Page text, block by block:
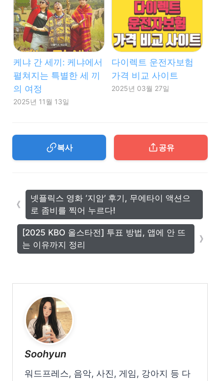
케냐 간 세끼: 케냐에서
펼쳐지는 특별한 세 끼
의 여정
2025년 11월 13일
다이렉트 운전자보험
가격 비교 사이트
2025년 03월 27일
복사 공유
[2025 KBO 올스타전] 투표 방법, 앱에 안 뜨
는 이유까지 정리
넷플릭스 영화 ‘지암’ 후기, 무에타이 액션으
로 좀비를 찍어 누르다!
Soohyun
워드프레스, 음악, 사진, 게임, 강아지 등 다